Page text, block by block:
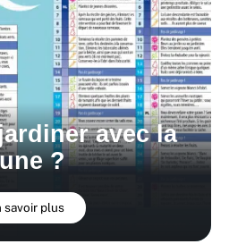
avec la
?
savoir plus